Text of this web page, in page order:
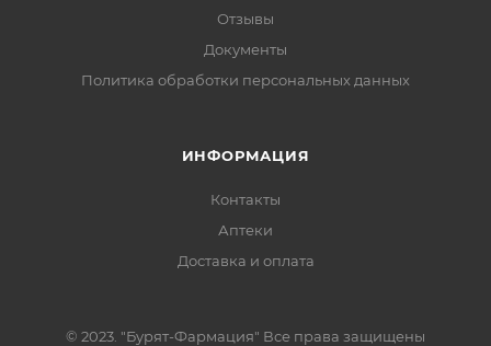
Отзывы
Документы
Политика обработки персональных данных
ИНФОРМАЦИЯ
Контакты
Аптеки
Доставка и оплата
© 2023. "Бурят-Фармация" Все права защищены